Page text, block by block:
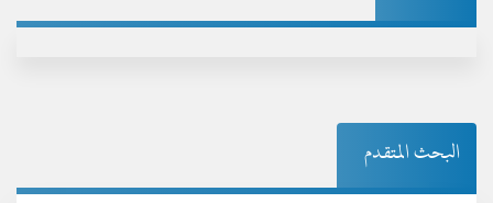
البحث المتقدم